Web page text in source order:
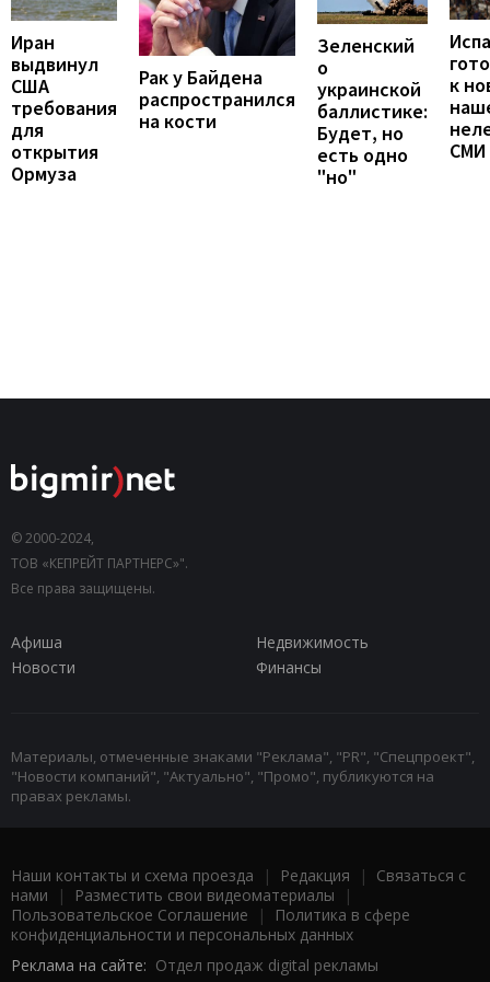
Иран
выдвинул
США
требования
для
открытия
Ормуза
Рак у Байдена
распространился
на кости
Зеленский
о
украинской
баллистике:
Будет, но
есть одно
"но"
к
СМИ
© 2000-2024,
ТОВ «КЕПРЕЙТ ПАРТНЕРС»".
Все права защищены.
Афиша
Недвижимость
Новости
Финансы
Материалы, отмеченные знаками "Реклама", "PR", "Спецпроект",
"Новости компаний", "Актуально", "Промо", публикуются на
правах рекламы.
Наши контакты и схема проезда | Редакция | Связаться с
нами | Разместить свои видеоматериалы |
Пользовательское Соглашение |
Политика в сфере
конфиденциальности и персональных данных
Реклама на сайте: Отдел продаж digital рекламы